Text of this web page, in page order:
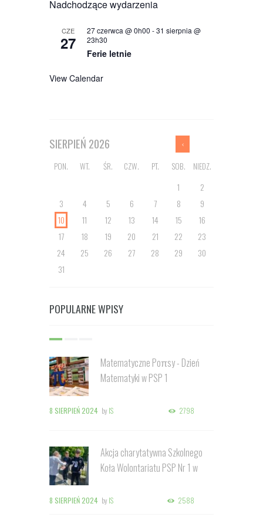
Nadchodzące wydarzenia
CZE
27
27 czerwca @ 0h00 -31 sierpnia @
23h30
Ferie letnie
View Calendar
SIERPIEŃ 2026
PON. WT. ŚR. CZW. PT. SOB. NIEDZ.
1
2
3
4 5 6 7 8
9
10
11 12 13 14 15
16
17
18 19 20 21 22
23
24
25 26 27 28 29
30
31
POPULARNE WPISY
Matematyczne Poπsy - Dzień
Matematyki w PSP 1
8 SIERPIEŃ 2024 by IS 2798
Akcja charytatywna Szkolnego
Koła Wolontariatu PSP Nr 1 w
8 SIERPIEŃ 2024 by IS 2588